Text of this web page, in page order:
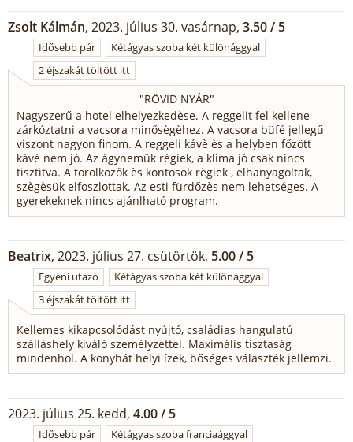
Zsolt Kálmán, 2023. július 30. vasárnap, 3.50 / 5
Idősebb pár
Kétágyas szoba két különággyal
2 éjszakát töltött itt
"RÖVID NYÁR"
Nagyszerű a hotel elhelyezkedèse. A reggelit fel kellene
zárkóztatni a vacsora minősègèhez. A vacsora büfé jellegű
viszont nagyon finom. A reggeli kávè ès a helyben főzött
kávè nem jó. Az ágyneműk règiek, a klìma jó csak nincs
tisztìtva. A törölközők ès köntösök règiek , elhanyagoltak,
szègèsük elfoszlottak. Az esti fürdőzès nem lehetséges. A
gyerekeknek nincs ajánlható program.
Beatrix, 2023. július 27. csütörtök, 5.00 / 5
Egyéni utazó
Kétágyas szoba két különággyal
3 éjszakát töltött itt
Kellemes kikapcsolódást nyújtó, családias hangulatú
szálláshely kiváló személyzettel. Maximális tisztaság
mindenhol. A konyhát helyi ízek, bőséges választék jellemzi.
2023. július 25. kedd, 4.00 / 5
Idősebb pár
Kétágyas szoba franciaággyal